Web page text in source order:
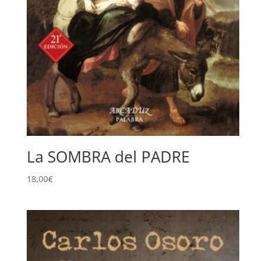
La SOMBRA del PADRE
18,00€